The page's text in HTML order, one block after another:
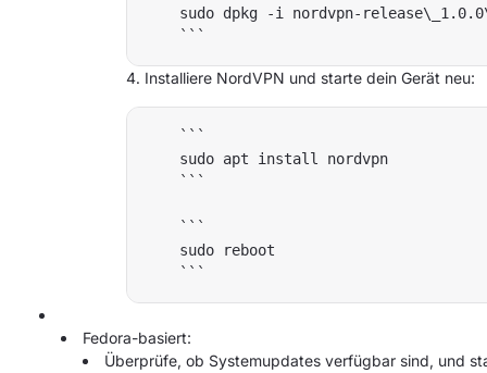
sudo dpkg -i nordvpn-
Installiere NordVPN und starte dein Gerät neu:
    ```
    sudo apt install nordvpn
    ```
    ```
    sudo reboot
Fedora-basiert:
Überprüfe, ob Systemupdates verfügbar sind, und